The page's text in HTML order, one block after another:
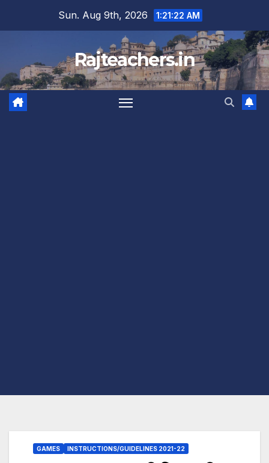
Sun. Aug 9th, 2026 1:21:23 AM
Rajteachers.in
GAMES INSTRUCTIONS/GUIDELINES 2021-22